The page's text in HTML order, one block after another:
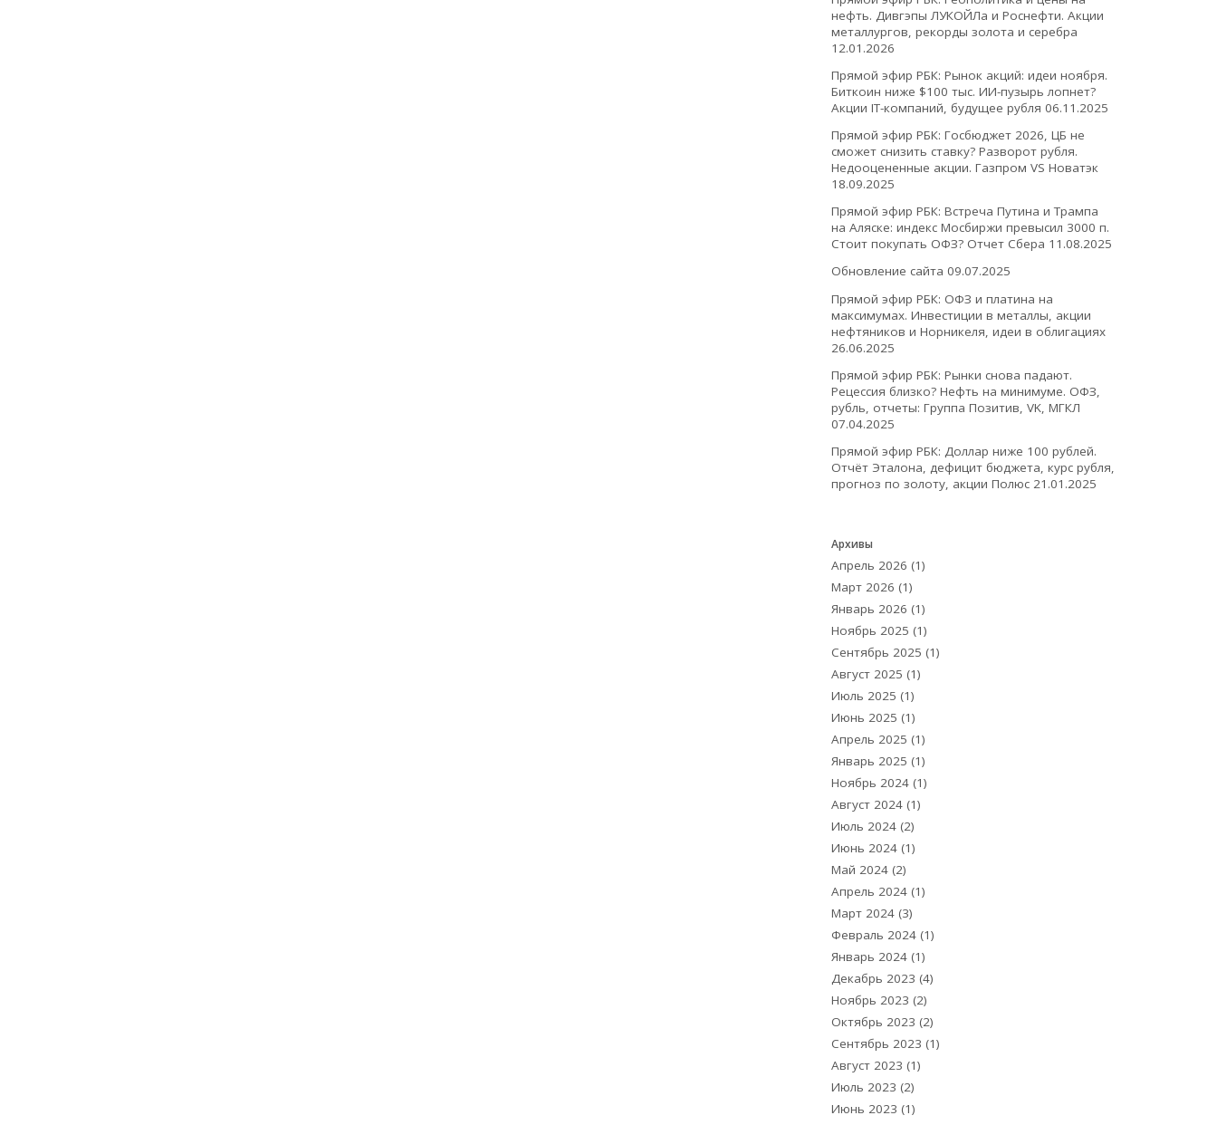
нефть. Дивгэпы ЛУКОЙЛа и Роснефти. Акции
металлургов, рекорды золота и серебра
12.01.2026
Прямой эфир РБК: Рынок акций: идеи ноября.
Биткоин ниже $100 тыс. ИИ-пузырь лопнет?
Акции IT-компаний, будущее рубля 06.11.2025
Прямой эфир РБК: Госбюджет 2026, ЦБ не
сможет снизить ставку? Разворот рубля.
Недооцененные акции. Газпром VS Новатэк
18.09.2025
Прямой эфир РБК: Встреча Путина и Трампа
на Аляске: индекс Мосбиржи превысил 3000 п.
Стоит покупать ОФЗ? Отчет Сбера 11.08.2025
Обновление сайта 09.07.2025
Прямой эфир РБК: ОФЗ и платина на
максимумах. Инвестиции в металлы, акции
нефтяников и Норникеля, идеи в облигациях
26.06.2025
Прямой эфир РБК: Рынки снова падают.
Рецессия близко? Нефть на минимуме. ОФЗ,
рубль, отчеты: Группа Позитив, VK, МГКЛ
07.04.2025
Прямой эфир РБК: Доллар ниже 100 рублей.
Отчёт Эталона, дефицит бюджета, курс рубля,
прогноз по золоту, акции Полюс 21.01.2025
Архивы
Апрель 2026 (1)
Март 2026 (1)
Январь 2026 (1)
Ноябрь 2025 (1)
Сентябрь 2025 (1)
Август 2025 (1)
Июль 2025 (1)
Июнь 2025 (1)
Апрель 2025 (1)
Январь 2025 (1)
Ноябрь 2024 (1)
Август 2024 (1)
Июль 2024 (2)
Июнь 2024 (1)
Май 2024 (2)
Апрель 2024 (1)
Март 2024 (3)
Февраль 2024 (1)
Январь 2024 (1)
Декабрь 2023 (4)
Ноябрь 2023 (2)
Октябрь 2023 (2)
Сентябрь 2023 (1)
Август 2023 (1)
Июль 2023 (2)
Июнь 2023 (1)